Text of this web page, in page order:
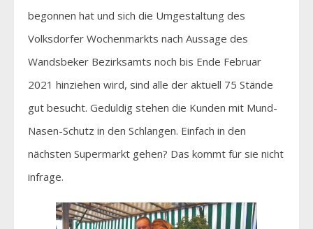
begonnen hat und sich die Umgestaltung des
Volksdorfer Wochenmarkts nach Aussage des
Wandsbeker Bezirksamts noch bis Ende Februar
2021 hinziehen wird, sind alle der aktuell 75 Stände
gut besucht. Geduldig stehen die Kunden mit Mund-
Nasen-Schutz in den Schlangen. Einfach in den
nächsten Supermarkt gehen? Das kommt für sie nicht
infrage.